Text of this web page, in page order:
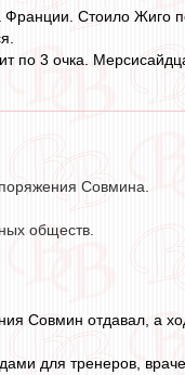
Стоило Жиго
по 3 очка.
Совмина.
обществ.
Совмин отдавал, а
для тренеров,